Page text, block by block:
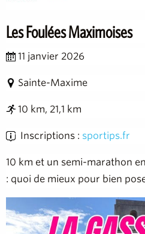
Les Foulées Maximoises
11 janvier 2026
Sainte-Maxime
10 km, 21,1 km
Inscriptions : sportips.fr
10 km et un semi-marathon
: quoi de mieux pour bien